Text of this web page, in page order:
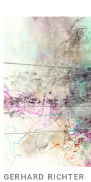
GERHARD RICHTER